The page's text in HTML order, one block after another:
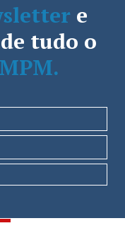
e
tudo o
MPM.